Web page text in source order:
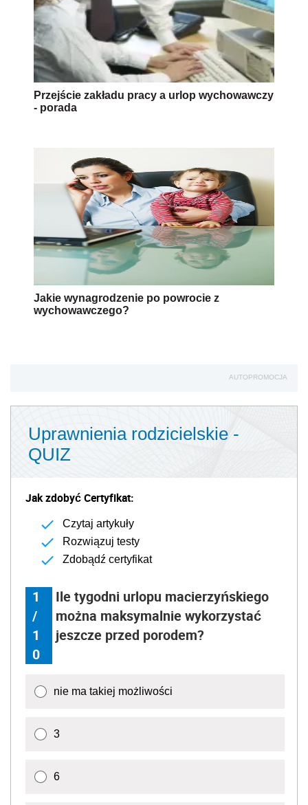
Przejście zakładu pracy a urlop wychowawczy
- porada
Jakie wynagrodzenie po powrocie z
wychowawczego?
AUTOPROMOCJA
Uprawnienia rodzicielskie -
QUIZ
Jak zdobyć Certyfikat:
Czytaj artykuły
Rozwiązuj testy
Zdobądź certyfikat
1
/
1
0
Ile tygodni urlopu macierzyńskiego
można maksymalnie wykorzystać
jeszcze przed porodem?
nie ma takiej możliwości
3
6